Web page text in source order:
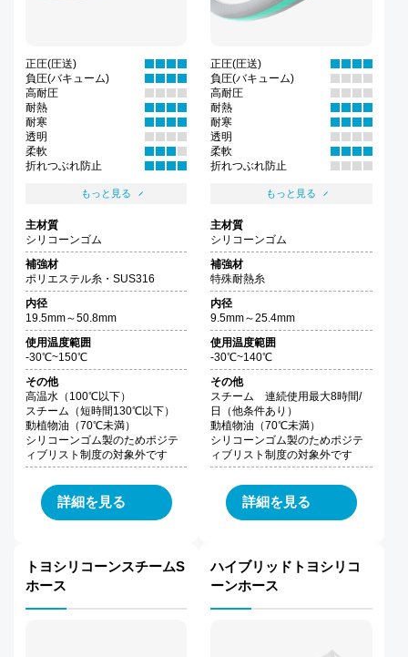
正圧(圧送)
負圧(バキューム)
高耐圧
耐熱
耐寒
透明
柔軟
折れつぶれ防止
もっと見る
主材質
シリコーンゴム
補強材
ポリエステル糸・SUS316
内径
19.5mm～50.8mm
使用温度範囲
-30℃~150℃
その他
高温水（100℃以下）
スチーム（短時間130℃以下）
動植物油（70℃未満）
シリコーンゴム製のためポジテ
ィブリスト制度の対象外です
詳細を見る
正圧(圧送)
負圧(バキューム)
高耐圧
耐熱
耐寒
透明
柔軟
折れつぶれ防止
もっと見る
主材質
シリコーンゴム
補強材
特殊耐熱糸
内径
9.5mm～25.4mm
使用温度範囲
-30℃~140℃
その他
スチーム 連続使用最大8時間/
日（他条件あり）
動植物油（70℃未満）
シリコーンゴム製のためポジテ
ィブリスト制度の対象外です
詳細を見る
トヨシリコーンスチームS
ホース
ハイブリッドトヨシリコ
ーンホース